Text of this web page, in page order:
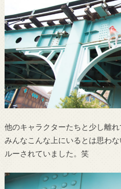
他のキャラクターたちと少し離れ
みんなこんな上にいるとは思わ
ルーされていました。笑